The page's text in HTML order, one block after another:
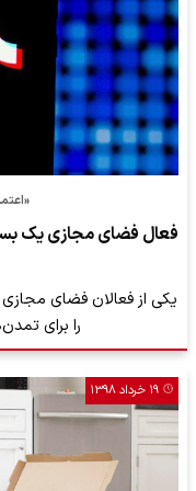
فعال فضای مجازی یک
یکی از فعالان فضای مجازی
را برای
۱۹ خرداد ۱۳۹۸